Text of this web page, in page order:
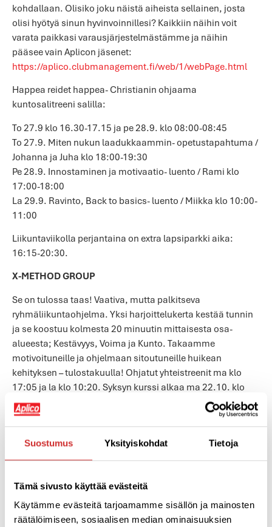
Suostumus Yksityiskohdat Tietoja
Tämä sivusto käyttää evästeitä
Käytämme evästeitä tarjoamamme sisällön ja mainosten
räätälöimiseen, sosiaalisen median ominaisuuksien
kohdallaan. Olisiko joku näistä aiheista sellainen, josta
olisi hyötyä sinun hyvinvoinnillesi? Kaikkiin näihin voit
varata paikkasi varausjärjestelmästämme ja näihin
pääsee vain Aplicon jäsenet:
https://aplico.clubmanagement.fi/web/1/webPage.html
Happea reidet happea- Christianin ohjaama
kuntosalitreeni salilla:
To 27.9 klo 16.30-17.15 ja pe 28.9. klo 08:00-08:45
To 27.9. Miten nukun laadukkaammin- opetustapahtuma /
Johanna ja Juha klo 18:00-19:30
Pe 28.9. Innostaminen ja motivaatio- luento / Rami klo
17:00-18:00
La 29.9. Ravinto, Back to basics- luento / Miikka klo 10:00-
11:00
Liikuntaviikolla perjantaina on extra lapsiparkki aika:
16:15-20:30.
X-METHOD GROUP
Se on tulossa taas! Vaativa, mutta palkitseva
ryhmäliikuntaohjelma. Yksi harjoittelukerta kestää tunnin
ja se koostuu kolmesta 20 minuutin mittaisesta osa-
alueesta; Kestävyys, Voima ja Kunto. Takaamme
motivoituneille ja ohjelmaan sitoutuneille huikean
kehityksen – tulostakuulla! Ohjatut yhteistreenit ma klo
17:05 ja la klo 10:20. Syksyn kurssi alkaa ma 22.10. klo
17:05. Ohjaajina: Jussi Huttunen ja Jutta Österberg-Hurme.
Pienryhmän jäsenetuhinta: 79 euroa ja hinta ei-jäsenet:
249 euroa.
TULOKSIA TREENIIN HYVÄLLÄ SYÖMISELLÄ
Tule kuuntelemaan miten saat tehostettua omaa
treenaamistasi ravinnon osalta. Tehokkaat treenit
tarvitsevat tuekseen lepoa ja hyvän syömisen. Kurssi pitää